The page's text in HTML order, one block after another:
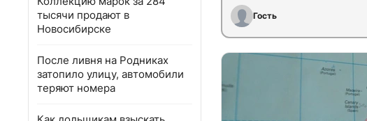
тысячи продают в
Новосибирске
После ливня на Родниках
затопило улицу, автомобили
теряют номера
Гость